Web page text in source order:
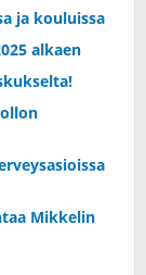
ja kouluissa
alkaen
Mikkelin